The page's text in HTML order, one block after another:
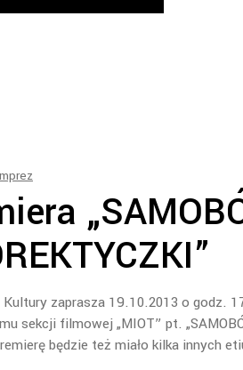
zaprasza 19.10.2013 o godz.
sekcji filmowej „MIOT” pt.
będzie też miało kilka innych